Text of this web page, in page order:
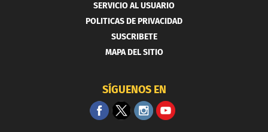
SERVICIO AL USUARIO
POLITICAS DE PRIVACIDAD
SUSCRIBETE
MAPA DEL SITIO
SÍGUENOS EN